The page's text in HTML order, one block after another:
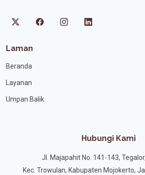
Laman
Beranda
Layanan
Umpan Balik
Hubungi Kami
Jl. Majapahit No. 141-143,
Kec. Trowulan, Kabupaten Mojokerto,